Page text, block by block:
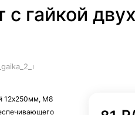
с гайкой
12х250мм, М8